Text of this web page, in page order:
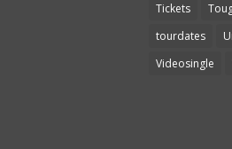
Tickets
tourdates
Videosingle